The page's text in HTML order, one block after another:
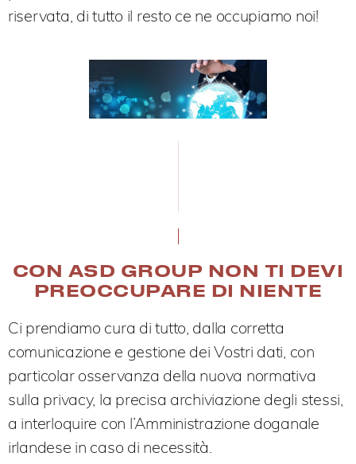
riservata, di tutto il resto ce ne occupiamo noi!
CON ASD GROUP NON TI DEVI
PREOCCUPARE DI NIENTE
Ci prendiamo cura di tutto, dalla corretta
comunicazione e gestione dei Vostri dati, con
particolar osservanza della nuova normativa
sulla privacy, la precisa archiviazione degli stessi,
a interloquire con l’Amministrazione doganale
irlandese in caso di necessità.